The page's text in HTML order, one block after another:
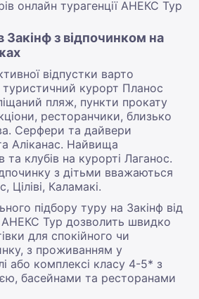
онлайн турагенції АНЕКС Тур
Закінф з відпочинком на
відпустки варто
туристичний курорт Планос
пляж, пункти прокату
ресторанчики, близько
Серфери та дайвери
Аліканас. Найвища
та клубів на курорті Лаганос.
з дітьми вважаються
Ціліві, Каламакі.
підбору туру на Закінф від
АНЕКС Тур дозволить швидко
для спокійного чи
з проживанням у
або комплексі класу 4-5* з
басейнами та ресторанами